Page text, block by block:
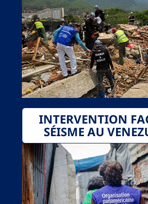
INTERVENTION
SÉISME AU